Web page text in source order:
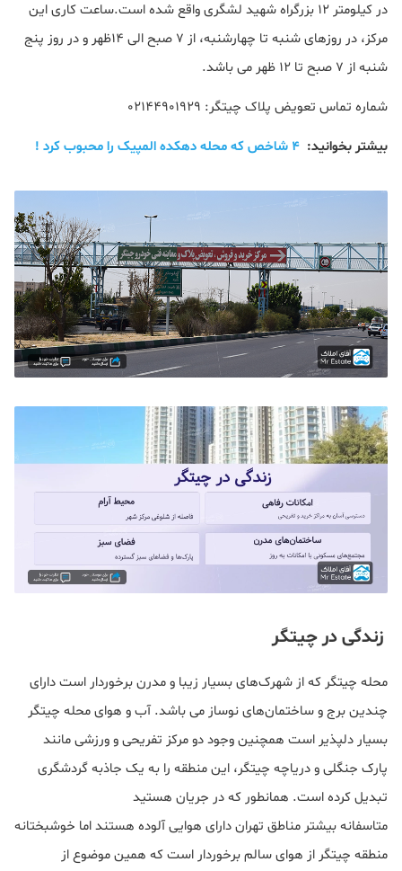
در کیلومتر ۱۲ بزرگراه شهید لشگری واقع شده است.ساعت کاری این
مرکز، در روزهای شنبه تا چهارشنبه، از ۷ صبح الی ۱۴ظهر و در روز پنج
شنبه از ۷ صبح تا ۱۲ ظهر می باشد.
شماره تماس تعویض پلاک چیتگر: ۰۲۱۴۴۹۰۱۹۲۹
بیشتر بخوانید: ۴ شاخص که محله دهکده المپیک را محبوب کرد !
زندگی در چیتگر
محله چیتگر که از شهرک‌های بسیار زیبا و مدرن برخوردار است دارای
چندین برج و ساختمان‌های نوساز می باشد. آب و هوای محله چیتگر
بسیار دلپذیر است همچنین وجود دو مرکز تفریحی و ورزشی مانند
پارک جنگلی و دریاچه چیتگر، این منطقه را به یک جاذبه گردشگری
تبدیل کرده است. همانطور که در جریان هستید
متاسفانه بیشتر مناطق تهران دارای هوایی آلوده هستند اما خوشبختانه
منطقه چیتگر از هوای سالم برخوردار است که همین موضوع از